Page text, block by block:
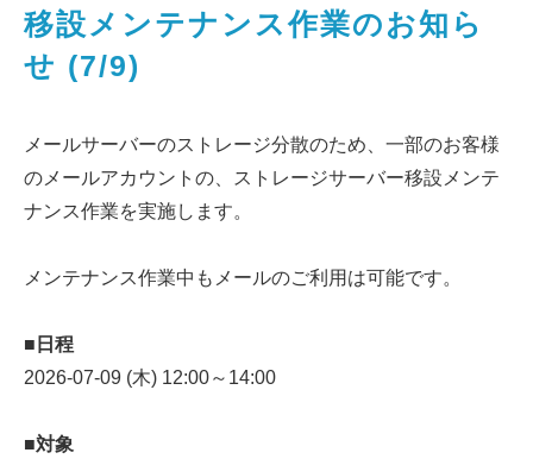
移設メンテナンス作業のお知ら
せ (7/9)
メールサーバーのストレージ分散のため、一部のお客様
のメールアカウントの、ストレージサーバー移設メンテ
ナンス作業を実施します。
メンテナンス作業中もメールのご利用は可能です。
■日程
2026-07-09 (木) 12:00～14:00
■対象